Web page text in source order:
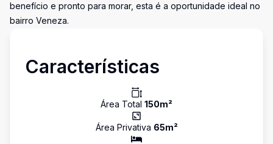
benefício e pronto para morar, esta é a oportunidade ideal no
bairro Veneza.
Características
Área Total 150m²
Área Privativa 65m²